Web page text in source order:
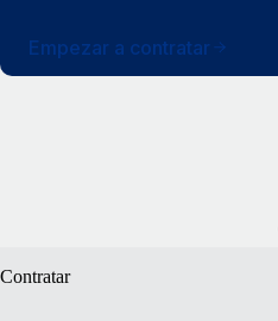
Empezar a contratar
Contratar